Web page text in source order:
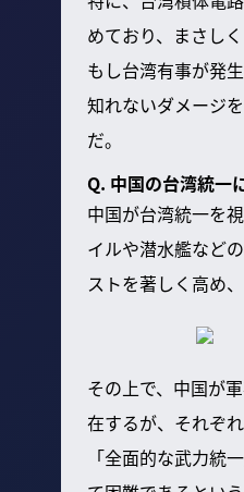
めており、まさし
もし台湾有事が発
知れないダメージ
だ。
Q. 中国の台湾統一
中国が台湾統一を
イルや潜水艦など
ストを著しく高め
その上で、中国が
在するが、それぞ
「全面的な武力統